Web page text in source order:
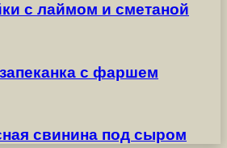
с лаймом и сметаной
с фаршем
свинина под сыром